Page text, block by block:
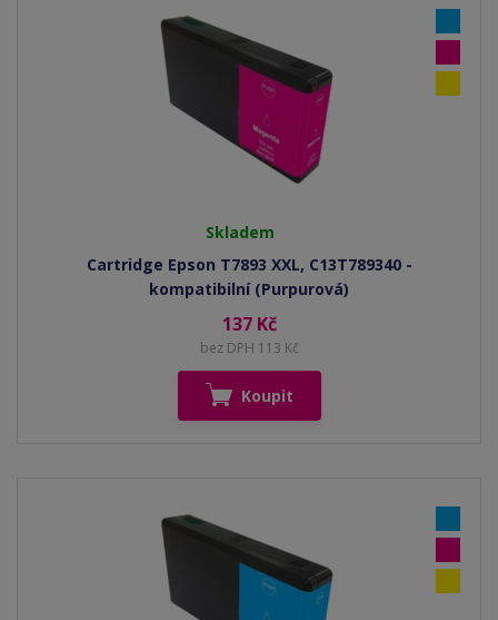
Skladem
Cartridge Epson T7893 XXL, C13T789340 -
kompatibilní (Purpurová)
137 Kč
bez DPH 113 Kč
Koupit